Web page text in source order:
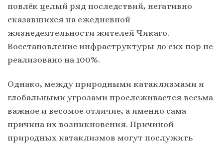
повлёк целый ряд последствий, негативно
сказавшихся на ежедневной
жизнедеятельности жителей Чикаго.
Восстановление инфраструктуры до сих пор не
реализовано на 100%.
Однако, между природными катаклизмами и
глобальными угрозами прослеживается весьма
важное и весомое отличие, а именно сама
причина их возникновения. Причиной
природных катаклизмов могут послужить